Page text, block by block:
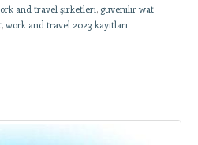
and travel şirketleri, güvenilir wat
,work and travel 2023 kayıtları